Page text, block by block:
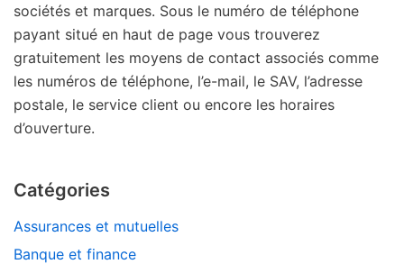
sociétés et marques. Sous le numéro de téléphone
payant situé en haut de page vous trouverez
gratuitement les moyens de contact associés comme
les numéros de téléphone, l’e-mail, le SAV, l’adresse
postale, le service client ou encore les horaires
d’ouverture.
Catégories
Assurances et mutuelles
Banque et finance